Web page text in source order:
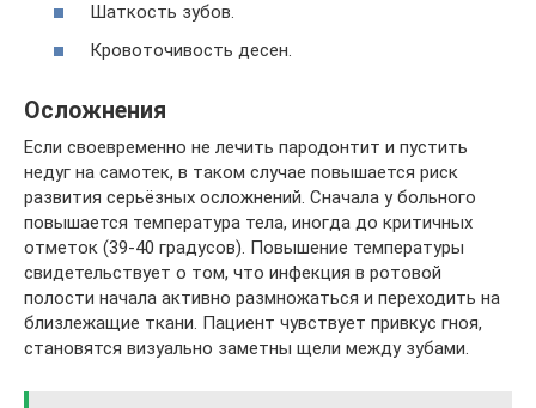
Шаткость зубов.
Кровоточивость десен.
Осложнения
Если своевременно не лечить пародонтит и пустить
недуг на самотек, в таком случае повышается риск
развития серьёзных осложнений. Сначала у больного
повышается температура тела, иногда до критичных
отметок (39-40 градусов). Повышение температуры
свидетельствует о том, что инфекция в ротовой
полости начала активно размножаться и переходить на
близлежащие ткани. Пациент чувствует привкус гноя,
становятся визуально заметны щели между зубами.